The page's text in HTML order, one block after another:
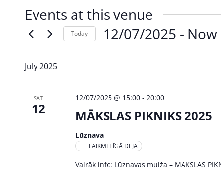
Events at this venue
Today 12/07/2025 - Now
July 2025
SAT
12 MĀKSLAS PIKNIKS 2025
12/07/2025 @ 15:00 -20:00
Lūznava
LAIKMETĪGĀ DEJA
Vairāk info: Lūznavas muiža – MĀKSLAS